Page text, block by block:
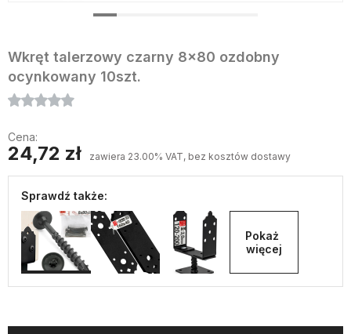
Wkręt talerzowy czarny 8x80 ozdobny
ocynkowany 10szt.
Cena:
24,72 zł zawiera 23.00% VAT, bez kosztów dostawy
Sprawdź także:
Pokaż
więcej